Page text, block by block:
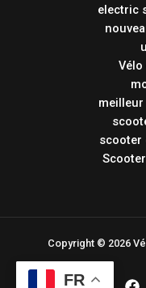
electric
scooter
Copyright © 2026
FR